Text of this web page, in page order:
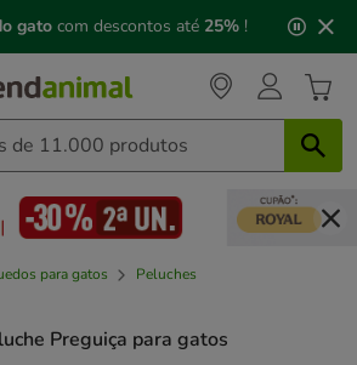
gato com descontos até 25% !
para gatos Peluches
Preguiça para gatos